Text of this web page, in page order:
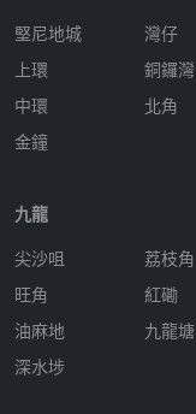
堅尼地城
上環
中環
金鐘
灣仔
銅鑼灣
北角
九龍
尖沙咀
旺角
油麻地
深水埗
荔枝角
紅磡
九龍塘